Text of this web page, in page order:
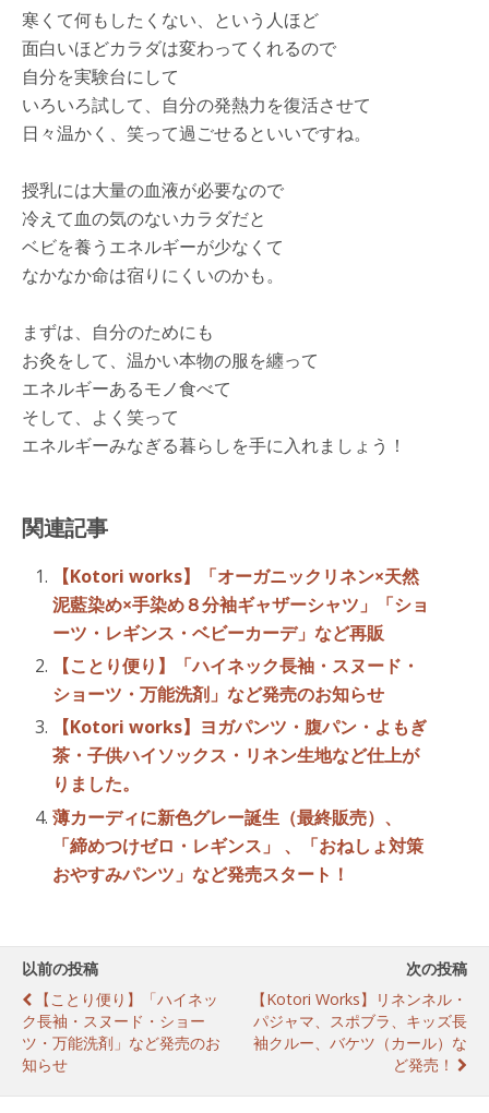
寒くて何もしたくない、という人ほど
面白いほどカラダは変わってくれるので
自分を実験台にして
いろいろ試して、自分の発熱力を復活させて
日々温かく、笑って過ごせるといいですね。
授乳には大量の血液が必要なので
冷えて血の気のないカラダだと
ベビを養うエネルギーが少なくて
なかなか命は宿りにくいのかも。
まずは、自分のためにも
お灸をして、温かい本物の服を纏って
エネルギーあるモノ食べて
そして、よく笑って
エネルギーみなぎる暮らしを手に入れましょう！
関連記事
【Kotori works】「オーガニックリネン×天然
泥藍染め×手染め８分袖ギャザーシャツ」「ショ
ーツ・レギンス・ベビーカーデ」など再販
【ことり便り】「ハイネック長袖・スヌード・
ショーツ・万能洗剤」など発売のお知らせ
【Kotori works】ヨガパンツ・腹パン・よもぎ
茶・子供ハイソックス・リネン生地など仕上が
りました。
薄カーディに新色グレー誕生（最終販売）、
「締めつけゼロ・レギンス」 、「おねしょ対策
おやすみパンツ」など発売スタート！
以前の投稿
【ことり便り】「ハイネッ
ク長袖・スヌード・ショー
ツ・万能洗剤」など発売のお
知らせ
次の投稿
【Kotori Works】リネンネル・
パジャマ、スポブラ、キッズ長
袖クルー、バケツ（カール）な
ど発売！